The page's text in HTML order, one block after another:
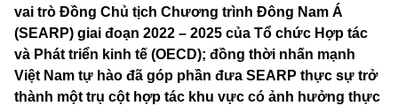
vai trò Đồng Chủ tịch Chương trình Đông Nam Á
(SEARP) giai đoạn 2022 – 2025 của Tổ chức Hợp tác
và Phát triển kinh tế (OECD); đồng thời nhấn mạnh
Việt Nam tự hào đã góp phần đưa SEARP thực sự trở
thành một trụ cột hợp tác khu vực có ảnh hưởng thực